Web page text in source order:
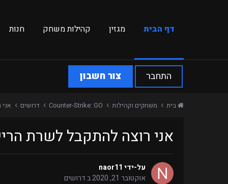
דף הבית מגזין קהילות משחק חנות
התחבר צור חשבון
בית משחקים וקהילות Counter-Strike: GO דרושים
אני רוצה להתקבל לשרת
על-ידי naor11
אוקטובר 21, 2020
בדרושים